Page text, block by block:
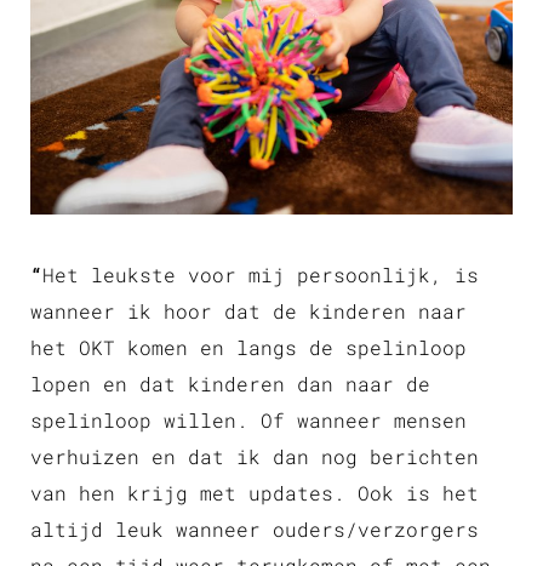
“Het leukste voor mij persoonlijk, is
wanneer ik hoor dat de kinderen naar
het OKT komen en langs de spelinloop
lopen en dat kinderen dan naar de
spelinloop willen. Of wanneer mensen
verhuizen en dat ik dan nog berichten
van hen krijg met updates. Ook is het
altijd leuk wanneer ouders/verzorgers